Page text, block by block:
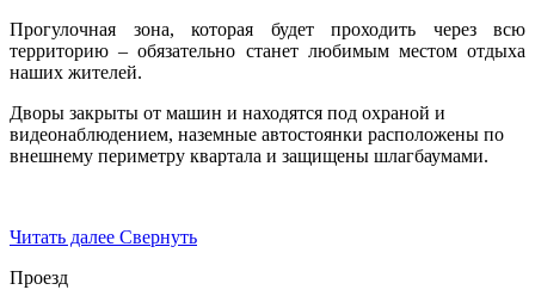
Прогулочная зона, которая будет проходить через всю
территорию – обязательно станет любимым местом отдыха
наших жителей.
Дворы закрыты от машин и находятся под охраной и
видеонаблюдением, наземные автостоянки расположены по
внешнему периметру квартала и защищены шлагбаумами.
Читать далее Свернуть
Проезд